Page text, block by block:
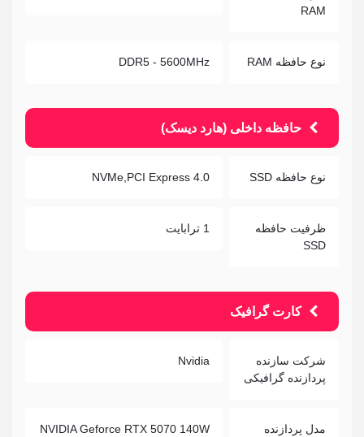
RAM
نوع حافظه RAM DDR5 - 5600MHz
حافظه داخلی (هارد دیسک)
نوع حافظه SSD NVMe,PCI Express 4.0
ظرفیت حافظه
SSD
1 ترابایت
کارت گرافیک
شرکت سازنده
پردازنده گرافیکی
Nvidia
مدل پردازنده
NVIDIA Geforce RTX 5070 140W